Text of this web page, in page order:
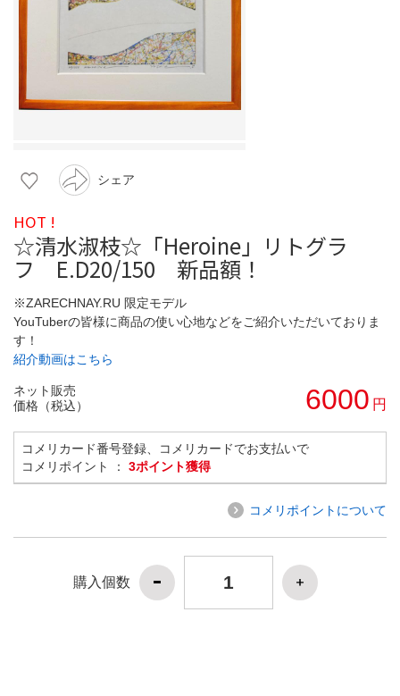
シェア
HOT !
☆清水淑枝☆「Heroine」リトグラ
フ E.D20/150 新品額！
※ZARECHNAY.RU 限定モデル
YouTuberの皆様に商品の使い心地などをご紹介いただいておりま
す！
紹介動画はこちら
ネット販売
価格（税込）
6000 円
コメリカード番号登録、コメリカードでお支払いで
コメリポイント ： 3ポイント獲得
コメリポイントについて
購入個数